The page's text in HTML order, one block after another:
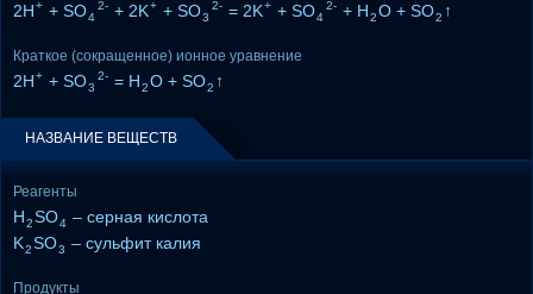
2H+ + SO4
2- + 2K+ + SO3
2- = 2K+ + SO4
2- + H2O + SO2 ↑
Краткое (сокращенное) ионное уравнение
2H+ + SO3
2- = H2O + SO2 ↑
НАЗВАНИЕ ВЕЩЕСТВ
Реагенты
H2SO4 – серная кислота
K2SO3 – сульфит калия
Продукты